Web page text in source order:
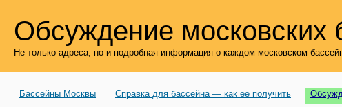
Обсуждение московских
Не только адреса, но и подробная информация о каждом московском
Бассейны Москвы Справка для бассейна — как ее получить